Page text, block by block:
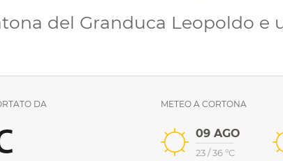
del Granduca Leopoldo e
DA METEO A CORTONA
09 AGO
23/36°C